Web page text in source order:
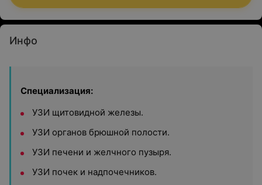
Инфо
Специализация:
УЗИ щитовидной железы.
УЗИ органов брюшной полости.
УЗИ печени и желчного пузыря.
УЗИ почек и надпочечников.